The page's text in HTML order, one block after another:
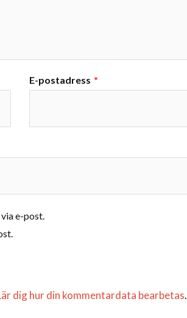
E-postadress *
e-post.
dig hur din kommentardata bearbetas.